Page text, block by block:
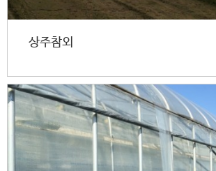
상주참외